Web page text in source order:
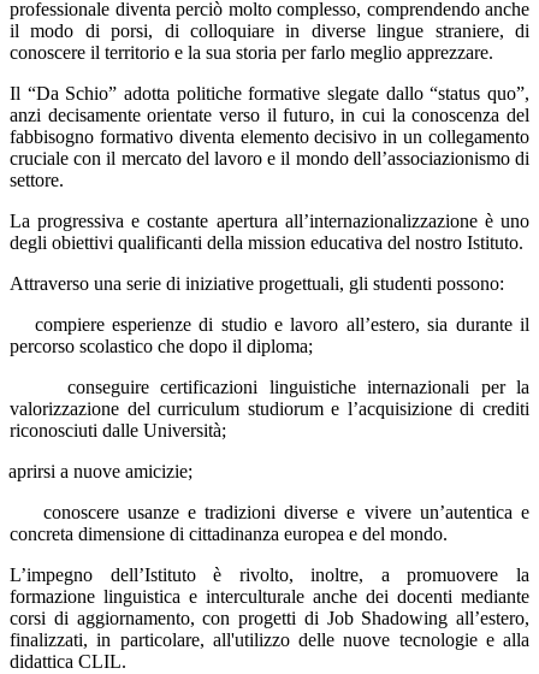
professionale diventa perciò molto complesso, comprendendo anche
il modo di porsi, di colloquiare in diverse lingue straniere, di
conoscere il territorio e la sua storia per farlo meglio apprezzare.
Il “Da Schio” adotta politiche formative slegate dallo “status quo”,
anzi decisamente orientate verso il futuro, in cui la conoscenza del
fabbisogno formativo diventa elemento decisivo in un collegamento
cruciale con il mercato del lavoro e il mondo dell’associazionismo di
settore.
La progressiva e costante apertura all’internazionalizzazione è uno
degli obiettivi qualificanti della mission educativa del nostro Istituto.
Attraverso una serie di iniziative progettuali, gli studenti possono:
compiere esperienze di studio e lavoro all’estero, sia durante il
percorso scolastico che dopo il diploma;
conseguire certificazioni linguistiche internazionali per la
valorizzazione del curriculum studiorum e l’acquisizione di crediti
riconosciuti dalle Università;
aprirsi a nuove amicizie;
conoscere usanze e tradizioni diverse e vivere un’autentica e
concreta dimensione di cittadinanza europea e del mondo.
L’impegno dell’Istituto è rivolto, inoltre, a promuovere la
formazione linguistica e interculturale anche dei docenti mediante
corsi di aggiornamento, con progetti di Job Shadowing all’estero,
finalizzati, in particolare, all'utilizzo delle nuove tecnologie e alla
didattica CLIL.